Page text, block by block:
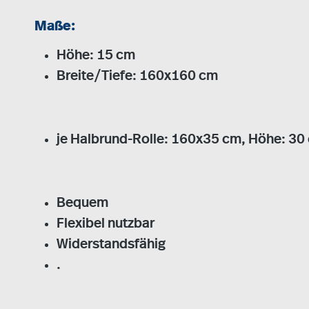
Maße:
Höhe: 15 cm
Breite/Tiefe: 160x160 cm
je Halbrund-Rolle: 160x35 cm, Höhe: 30
Bequem
Flexibel nutzbar
Widerstandsfähig
.